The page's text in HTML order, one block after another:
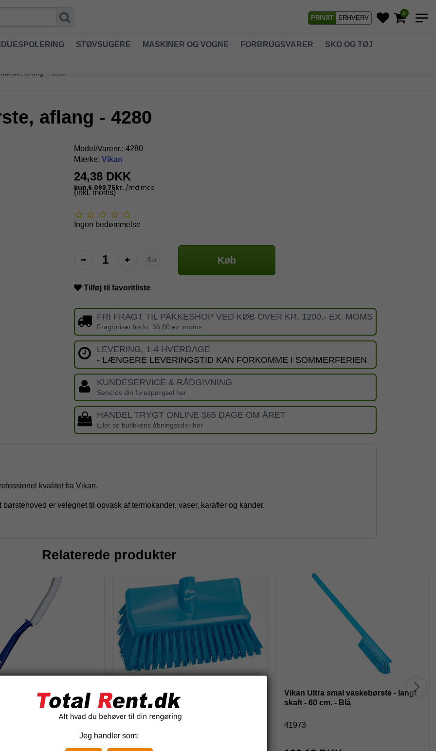
PRIVAT ERHVERV
0
STØVSUGERE MASKINER OG VOGNE FORBRUGSVARER SKO OG TØJ
aflang - 4280
aflang - 4280
Model/Varenr.: 4280
Mærke: Vikan
24,38 DKK
(inkl. moms)
Ingen bedømmelse
Stk. Køb
Tilføj til favoritliste
FRI FRAGT TIL PAKKESHOP VED KØB OVER KR. 1200,- EX. MOMS
Fragtpriser fra kr. 36,80 ex. moms
LEVERING, 1-4 HVERDAGE
- LÆNGERE LEVERINGSTID KAN FORKOMME I SOMMERFERIEN
KUNDESERVICE & RÅDGIVNING
Send os din forespørgsel her
HANDEL TRYGT ONLINE 365 DAGE OM ÅRET
Eller se butikkens åbningstider her
kvalitet fra Vikan.
er velegnet til opvask af termokander, vaser, karafler og kander.
Relaterede produkter
SaniFix, Stiv
Vikan High-Low børste, 265 mm,
Medium, Blå
Vikan Ultra smal vaskebørste - langt
skaft - 60 cm. - Blå
41973
Jeg handler som: